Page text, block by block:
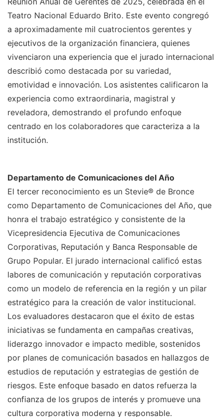
Teatro Nacional Eduardo Brito. Este evento congregó
a aproximadamente mil cuatrocientos gerentes y
ejecutivos de la organización financiera, quienes
vivenciaron una experiencia que el jurado internacional
describió como destacada por su variedad,
emotividad e innovación. Los asistentes calificaron la
experiencia como extraordinaria, magistral y
reveladora, demostrando el profundo enfoque
centrado en los colaboradores que caracteriza a la
institución.
Departamento de Comunicaciones del Año
El tercer reconocimiento es un Stevie® de Bronce
como Departamento de Comunicaciones del Año, que
honra el trabajo estratégico y consistente de la
Vicepresidencia Ejecutiva de Comunicaciones
Corporativas, Reputación y Banca Responsable de
Grupo Popular. El jurado internacional calificó estas
labores de comunicación y reputación corporativas
como un modelo de referencia en la región y un pilar
estratégico para la creación de valor institucional.
Los evaluadores destacaron que el éxito de estas
iniciativas se fundamenta en campañas creativas,
liderazgo innovador e impacto medible, sostenidos
por planes de comunicación basados en hallazgos de
estudios de reputación y estrategias de gestión de
riesgos. Este enfoque basado en datos refuerza la
confianza de los grupos de interés y promueve una
cultura corporativa moderna y responsable.